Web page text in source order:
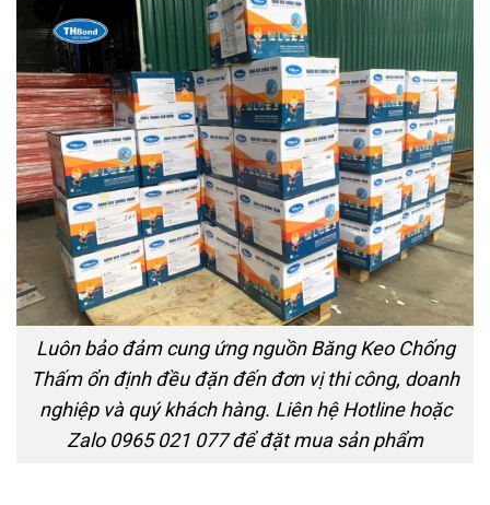
Luôn bảo đảm cung ứng nguồn Băng Keo Chống
Thấm ổn định đều đặn đến đơn vị thi công, doanh
nghiệp và quý khách hàng. Liên hệ Hotline hoặc
Zalo 0965 021 077 để đặt mua sản phẩm